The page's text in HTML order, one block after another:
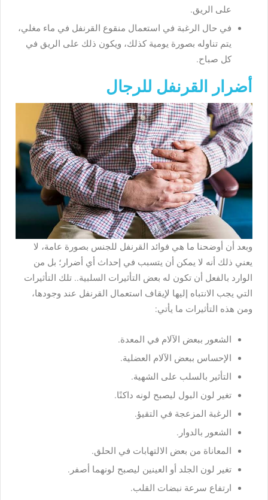
على الريق.
في حال الرغبة في استعمال منقوع القرنفل في ماء مغلي،
يتم تناوله بصورة يومية كذلك، ويكون ذلك على الريق في
كل صباح.
أضرار القرنفل للرجال
وبعد أن أوضحنا ما هي فوائد القرنفل للجنس بصورة عامة، لا
يعني ذلك أنه لا يمكن أن يتسبب في إحداث أي أضرار؛ بل من
الوارد بالفعل أن تكون له بعض التأثيرات السلبية.. تلك التأثيرات
التي يجب الانتباه إليها لإيقاف استعمال القرنفل عند وجودها،
ومن هذه التأثيرات ما يأتي:
الشعور ببعض الآلام في المعدة.
الإحساس ببعض الآلام العضلية.
التأثير بالسلب على الشهية.
تغير لون البول ليصبح لونه داكنًا.
الرغبة المزعجة في التقيؤ.
الشعور بالدوار.
المعاناة من بعض الالتهابات في الحلق.
تغير لون الجلد أو العينين ليصبح لونهما أصفر.
ارتفاع سرعة نبضات القلب.